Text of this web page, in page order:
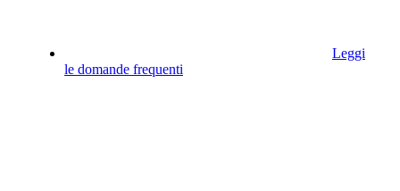
Leggi
le domande frequenti